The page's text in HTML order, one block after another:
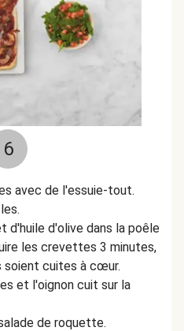
6
avec de l'essuie-tout.
d'huile d'olive dans la poêle
les crevettes 3 minutes,
soient cuites à cœur.
et l'oignon cuit sur la
de roquette.